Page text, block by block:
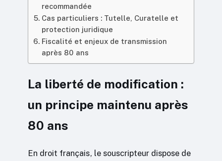
recommandée
Cas particuliers : Tutelle, Curatelle et
protection juridique
Fiscalité et enjeux de transmission
après 80 ans
La liberté de modification :
un principe maintenu après
80 ans
En droit français, le souscripteur dispose de